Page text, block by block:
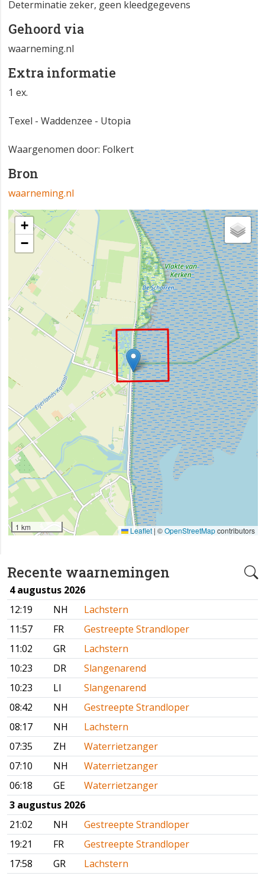
Recente waarnemingen
4 augustus 2026
12:19
NH
Lachstern
11:57
FR
Gestreepte Strandloper
11:02
GR
Lachstern
10:23
DR
Slangenarend
10:23
LI
Slangenarend
08:42
NH
Gestreepte Strandloper
08:17
NH
Lachstern
07:35
ZH
Waterrietzanger
07:10
NH
Waterrietzanger
06:18
GE
Waterrietzanger
3 augustus 2026
21:02
NH
Gestreepte Strandloper
19:21
FR
Gestreepte Strandloper
17:58
GR
Lachstern
Determinatie zeker, geen kleedgegevens
Gehoord via
waarneming.nl
Extra informatie
1 ex.
Texel - Waddenzee - Utopia
Waargenomen door: Folkert
Bron
waarneming.nl
+
−
1 km Leaflet | ©OpenStreetMapcontributors